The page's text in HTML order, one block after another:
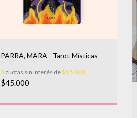
PARRA, MARA - Tarot Místicas
3 cuotas sin interés de$15.000
$45.000